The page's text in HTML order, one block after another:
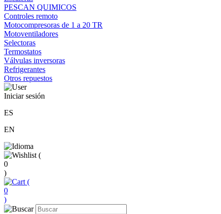
PESCAN QUIMICOS
Controles remoto
Motocompresoras de 1 a 20 TR
Motoventiladores
Selectoras
Termostatos
Válvulas inversoras
Refrigerantes
Otros repuestos
Iniciar sesión
ES
EN
(
0
)
(
0
)